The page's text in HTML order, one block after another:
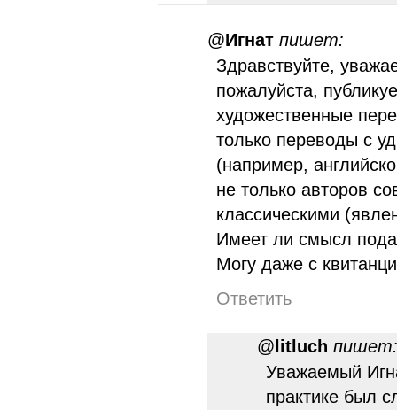
@Игнат пишет:
Здравствуйте,
пожалуйста,
художественные
только переводы с
(например,
не только авторов
классическими
Имеет ли смысл
Могу даже с
Ответить
@ litluch пишет:
Уважаемый
практике был